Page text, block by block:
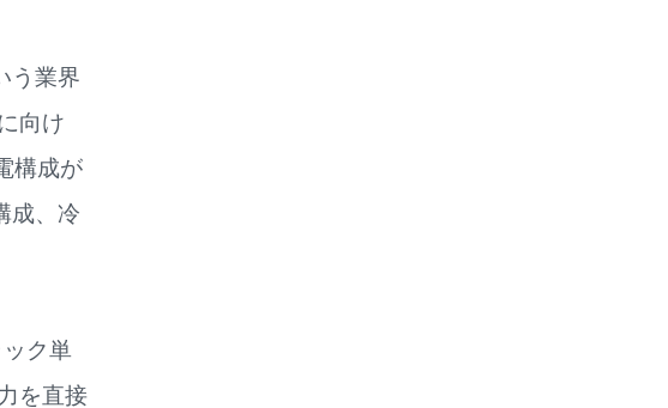
う業界
向け
構成が
成、冷
ク単
を直接